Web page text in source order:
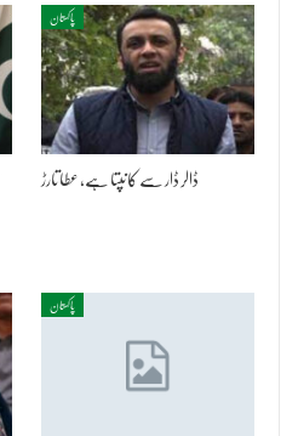
پاکستان
ڈالر ڈار سے کانپتا ہے، عطا تارڑ
پاکستان